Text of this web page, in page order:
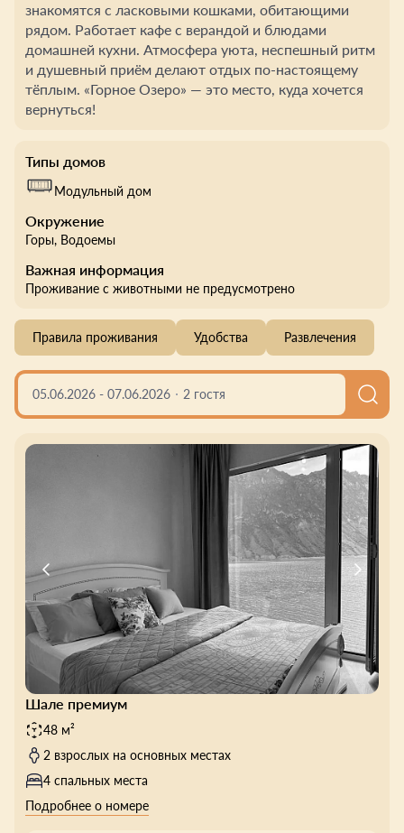
знакомятся с ласковыми кошками, обитающими
рядом. Работает кафе с верандой и блюдами
домашней кухни. Атмосфера уюта, неспешный ритм
и душевный приём делают отдых по-настоящему
тёплым. «Горное Озеро» — это место, куда хочется
вернуться!
Типы домов
Модульный дом
Окружение
Горы, Водоемы
Важная информация
Проживание с животными не предусмотрено
Правила проживания Удобства Развлечения
05.06.2026 - 07.06.2026 2 гостя
Шале премиум
48 м²
2 взрослых на основных местах
4 спальных места
Подробнее о номере